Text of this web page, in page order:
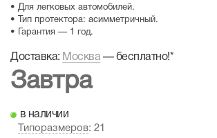
• Для легковых автомобилей.
• Тип протектора: асимметричный.
• Гарантия — 1 год.
Доставка: Москва— бесплатно!*
Завтра
в наличии
Типоразмеров: 21